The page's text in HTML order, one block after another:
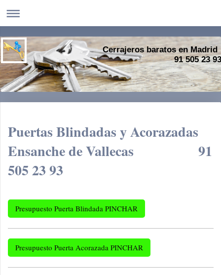
Cerrajeros baratos en Madrid
91 505 23
Puertas Blindadas y Acorazadas
Ensanche de Vallecas 91
505 23 93
Presupuesto Puerta Blindada PINCHAR
Presupuesto Puerta Acorazada PINCHAR